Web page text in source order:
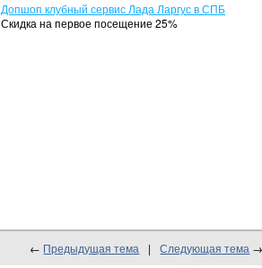
Допшоп клубный сервис Лада Ларгус в СПБ
Скидка на первое посещение 25%
← Предыдущая тема | Следующая тема